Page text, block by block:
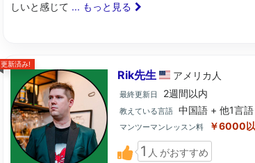
しいと感じて ... もっと見る
更新済み!
Rik先生 アメリカ 人
最終更新日 2週間以内
教えている言語 中国語 + 他1言語
マンツーマンレッスン料 ￥6000
1 人 がおすすめ